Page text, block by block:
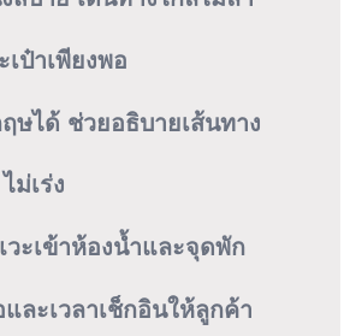
ป๋าเพียงพอ
ษได้ ช่วยอธิบายเส้นทาง
ม่เร่ง
วะเข้าห้องน้ำและจุดพัก
ละเวลาเช็กอินให้ลูกค้า